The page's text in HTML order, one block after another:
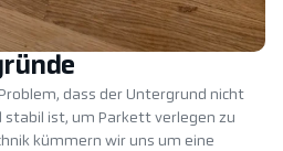
dass der Untergrund nicht
stabil ist, um Parkett verlegen zu
kümmern wir uns um eine